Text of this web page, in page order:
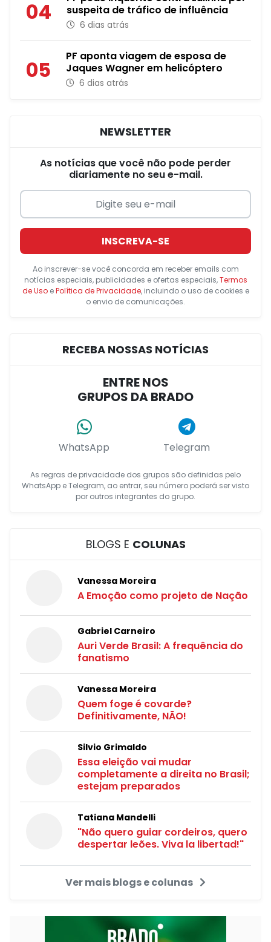
04
suspeita de tráfico de influência
6 dias atrás
05
PF aponta viagem de esposa de
Jaques Wagner em helicóptero
6 dias atrás
NEWSLETTER
As notícias que você não pode perder
diariamente no seu e-mail.
INSCREVA-SE
Ao inscrever-se você concorda em receber emails com
notícias especiais, publicidades e ofertas especiais,Termos
de UsoePolítica de Privacidade, incluindo o uso de cookies e
o envio de comunicações.
RECEBA NOSSAS NOTÍCIAS
ENTRE NOS
GRUPOS DA BRADO
WhatsApp Telegram
As regras de privacidade dos grupos são definidas pelo
WhatsApp e Telegram, ao entrar, seu número poderá ser visto
por outros integrantes do grupo.
BLOGS E COLUNAS
Vanessa Moreira
A Emoção como projeto de Nação
Gabriel Carneiro
Auri Verde Brasil: A frequência do
fanatismo
Vanessa Moreira
Quem foge é covarde?
Definitivamente, NÃO!
Silvio Grimaldo
Essa eleição vai mudar
completamente a direita no Brasil;
estejam preparados
Tatiana Mandelli
"Não quero guiar cordeiros, quero
despertar leões. Viva la libertad!"
Ver mais blogs e colunas